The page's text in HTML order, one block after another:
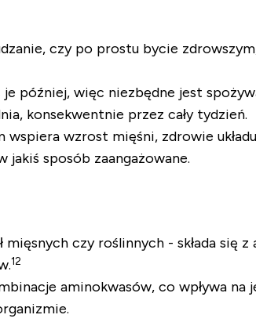
czy po prostu bycie
później, więc niezbędne jest
konsekwentnie przez cały tydzień.
wzrost mięśni, zdrowie
jakiś sposób zaangażowane.
czy roślinnych - składa się
12
aminokwasów, co wpływa